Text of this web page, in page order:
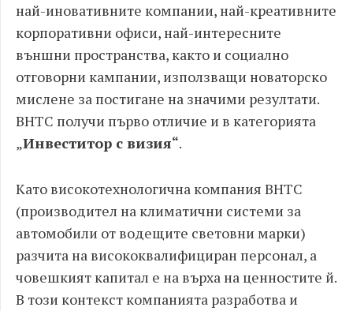
най-иновативните компании, най-креативните
корпоративни офиси, най-интересните
външни пространства, както и социално
отговорни кампании, използващи новаторско
мислене за постигане на значими резултати.
BHTC получи първо отличие и в категорията
„Инвеститор с визия“.
Като високотехнологична компания BHTC
(производител на климатични системи за
автомобили от водещите световни марки)
разчита на висококвалифициран персонал, а
човешкият капитал е на върха на ценностите й.
В този контекст компанията разработва и